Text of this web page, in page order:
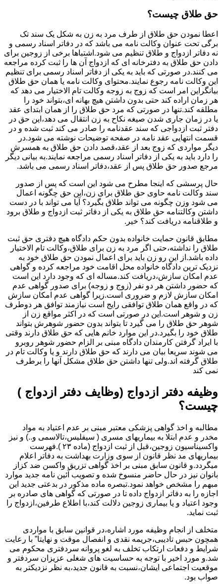
حق طلاق چیست؟
اعطا نمودن حق طلاق از طرف مرد به زن به شکل یک سند تک
برگی تحت عنوان وکالت نامه می باشد که در دفاتر اسناد رسمی و
نه دفاتر ازدواج و طلاق تنظیم می شود.اشتباها برخی از زوجین برای
دادن حق طلاق به دفترخانه ای که ازدواج آن ها را ثبت کرده مراجعه
می کنند.در صورتی که باید به یکی از دفاتر اسناد رسمی برای تنظیم
این وکالت نامه رجوع نمایند.محتوای وکالت نامه یا همان حق طلاق
بیانگراین امر است که زوج به زوجه وکالت تام الاختیار می دهد که
هر زمان اراده کند حتی بدون داشتن هیچ بهانه ای،بتواند خود را
مطلقه کند.تنها در صورتی که مرد حق طلاق را از همان ابتدای عقد
یا در زمان جاری شدن صیغه نکاح به زن انتقال می دهد،این حق در
دفتر ثبت ازدواجی که سند عقدنامه را صادر می کند ثبت شده و در
قسمت انتهایی عقد نامه در صفحه توضیحات نوشته می شود.در
دیگر مواردی که زوج بعد از عقد،قصد دادن حق طلاق به همسرش
را دارد باید به یکی از دفاتر اسناد رسمی مراجعه نمایند.به بیانی دیگر
مرجع صدور حق طلاق پس از عقد،دفاتر اسناد رسمی می باشد.
حال پرسشی که اینجا مطرح می شود این است که پس از صدور
سند وکالت نامه حاوی حق طلاق برای زن،این حق چگونه اعمال
می شود وزن چگونه می تواند طلاق بگیرد؟ آیا می تواند با در دست
داشتن وکالتنامه حق طلاق به یکی از دفاتر ثبت ازدواج و طلاق برود
و طلاقنامه دریافت کند؟ خیر.
مطابق قانون حمایت خانواده بدون حکم دادگاه هیچ دفتری حق ثبت
طلاق را نداشته،حتی اگر مرد به زن برای طلاق،وکالت تام الاختیار
داده باشد.از این رو زن باید برای اعمال نمودن حق طلاق خود به
نزدیک ترین دادگاه خانواده محل اقامت خود مراجعه کرده و گواهی
عدم امکان سازش،دریافت کند.مساله ای که وجود دارد این است
که حضور داشتن هر دو نفر (زوج و زوجه) برای صدور گواهی عدم
امکان سازش لازم و ضروری است.زیرا گواهی عدم امکان سازش
که در واقع همان طلاق توافقی رایج است نیازمند توافق هر دوطرف
زن و شوهر است.این در صورتی است که در اکثر مواقع زن از
شوهر حق طلاق را می گیرد تا بتواند بدون حضور شوهرش بتواند
طلاق خود را بگیرد.در این موارد خانم هایی که حق طلاق دارند وقتی
با ایراد گرفتن کارمندان دادگاه مبنی بر الزام حضور شوهر روبرو
می شوند سریعا بیان می دارند که حق طلاق دارند و یا وکالت تام در
طلاق گرفته اند.ولی تنها داشتن حق طلاق مشکل آنها را برطرف
نمی کند
وظیفه دفتر ازدواج (وظایف دفتر ازدواج )
چیست؟
مطالبه و اخذ گواهی پزشکی معتبر مبنی بر عدم اعتیاد به مواد
مخدر و عدم ابتلا به بیماریهای مسری ( سیفلیس،تالاسمی و..) و نیز
واکسیناسیون زوجین،قبل از ثبت ازدواج (ماده ۲۳ ).فهرست
بیماریهای مد نظر قانون از سوی وزارت بهداشت به دفاتر اعلام
میگردد.و قانون سابق مبنی بر اخذ گواهی تزریق واکسن ضد کزاز
بانوان نیز در حال حاضر منسوخ شده و تصویب آئین نامه جدید موارد
مبهم را مشخص خواهد نمود.تبصره ماده مذکور در بدعتی جدید این
اجازه را به دفاتر ازدواج داده تا در صورتی که گواهی های صادره بر
وجود اعتیاد و یا بیماری زوجین دلالت کند،با اطلاع طرفین،ازدواج را
ثبت نماید.
متخلف از انجام وظیفه مورد اشاره،در قوانین سابق با مواردی
همچون حبس تادیبی،جریمه نقدی و انفصال موقت و نهایتا” با رعایت
شرایط و دفعات ارتکاب تخلف به لغو پروانه سردفتری محکوم می
شد.و مورد اخیر با توجه به حساسیت های شغلی عزیزان سردفتر و
موقعیت اجتماعی ایشان،نسبت به قانون جدید،به نظر نزدیکتر به
صواب بود.